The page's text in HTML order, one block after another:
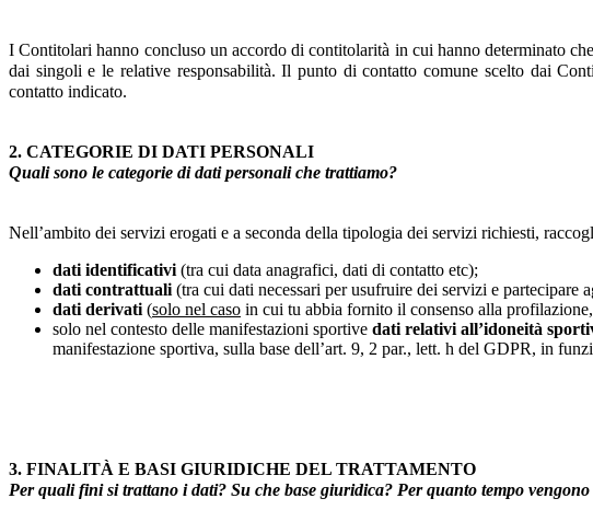
I Contitolari hanno concluso un accordo di contitolarità in cui hanno determinato
dai singoli e le relative responsabilità. Il punto di contatto comune scelto dai
contatto indicato.
2. CATEGORIE DI DATI PERSONALI
Quali sono le categorie di dati personali che trattiamo?
Nell’ambito dei servizi erogati e a seconda della tipologia dei servizi richiesti,
dati identificativi (tra cui data anagrafici, dati di contatto etc);
dati contrattuali (tra cui dati necessari per usufruire dei servizi e partecipare
dati derivati (solo nel caso in cui tu abbia fornito il consenso alla
solo nel contesto delle manifestazioni sportive dati relativi all’idoneità
manifestazione sportiva, sulla base dell’art. 9, 2 par., lett. h del GDPR, in
3. FINALITÀ E BASI GIURIDICHE DEL TRATTAMENTO
Per quali fini si trattano i dati? Su che base giuridica? Per quanto tempo vengono